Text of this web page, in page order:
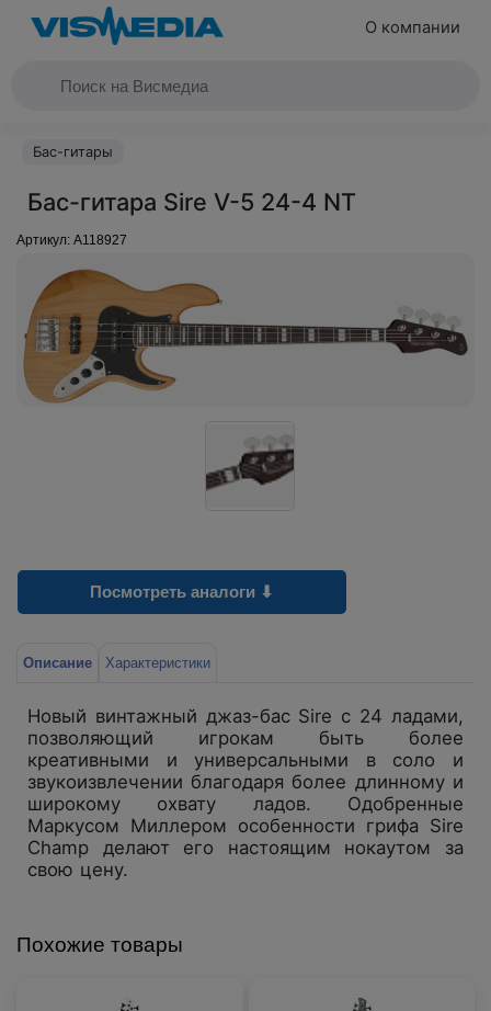
О компании
Бас-гитары
Бас-гитара Sire V-5 24-4 NT
Артикул: A118927
Посмотреть аналоги ⬇
Описание Характеристики
Новый винтажный джаз-бас Sire с 24 ладами,
позволяющий игрокам быть более
креативными и универсальными в соло и
звукоизвлечении благодаря более длинному и
широкому охвату ладов. Одобренные
Маркусом Миллером особенности грифа Sire
Champ делают его настоящим нокаутом за
свою цену.
Похожие товары